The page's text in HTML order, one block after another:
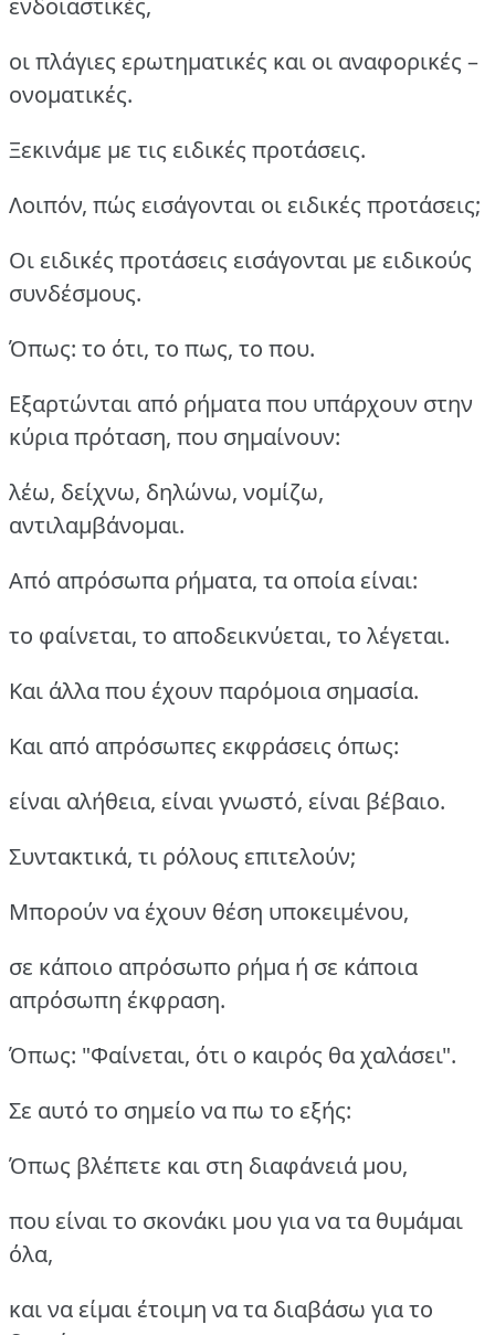
ενδοιαστικές,
οι πλάγιες ερωτηματικές και οι αναφορικές –
ονοματικές.
Ξεκινάμε με τις ειδικές προτάσεις.
Λοιπόν, πώς εισάγονται οι ειδικές προτάσεις;
Οι ειδικές προτάσεις εισάγονται με ειδικούς
συνδέσμους.
Όπως: το ότι, το πως, το που.
Εξαρτώνται από ρήματα που υπάρχουν στην
κύρια πρόταση, που σημαίνουν:
λέω, δείχνω, δηλώνω, νομίζω,
αντιλαμβάνομαι.
Από απρόσωπα ρήματα, τα οποία είναι:
το φαίνεται, το αποδεικνύεται, το λέγεται.
Και άλλα που έχουν παρόμοια σημασία.
Και από απρόσωπες εκφράσεις όπως:
είναι αλήθεια, είναι γνωστό, είναι βέβαιο.
Συντακτικά, τι ρόλους επιτελούν;
Μπορούν να έχουν θέση υποκειμένου,
σε κάποιο απρόσωπο ρήμα ή σε κάποια
απρόσωπη έκφραση.
Όπως: "Φαίνεται, ότι ο καιρός θα χαλάσει".
Σε αυτό το σημείο να πω το εξής:
Όπως βλέπετε και στη διαφάνειά μου,
που είναι το σκονάκι μου για να τα θυμάμαι
όλα,
και να είμαι έτοιμη να τα διαβάσω για το